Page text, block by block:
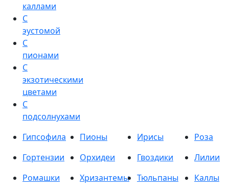
каллами
С
эустомой
С
пионами
С
экзотическими
цветами
С
подсолнухами
Гипсофила
Пионы Ирисы
Роза
Гортензии
Орхидеи Гвоздики
Лилии
Ромашки
Хризантемы Тюльпаны
Каллы